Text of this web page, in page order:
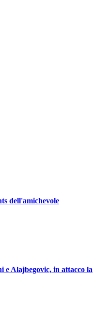
dell'amichevole
Alajbegovic, in attacco la